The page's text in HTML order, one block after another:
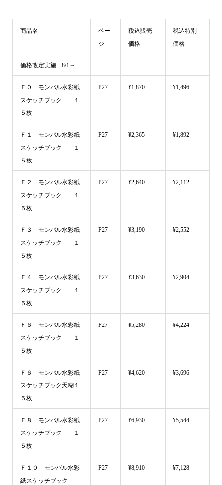
商品名
ペー
ジ
税込販売
価格
税込特別
価格
価格改定実施 8/1～
Ｆ０ モンバル水彩紙
スケッチブック １
５枚
P27 ¥1,870 ¥1,496
Ｆ１ モンバル水彩紙
スケッチブック １
５枚
P27 ¥2,365 ¥1,892
Ｆ２ モンバル水彩紙
スケッチブック １
５枚
P27 ¥2,640 ¥2,112
Ｆ３ モンバル水彩紙
スケッチブック １
５枚
P27 ¥3,190 ¥2,552
Ｆ４ モンバル水彩紙
スケッチブック １
５枚
P27 ¥3,630 ¥2,904
Ｆ６ モンバル水彩紙
スケッチブック １
５枚
P27 ¥5,280 ¥4,224
Ｆ６ モンバル水彩紙
スケッチブック天糊１
５枚
P27 ¥4,620 ¥3,696
Ｆ８ モンバル水彩紙
スケッチブック １
５枚
P27 ¥6,930 ¥5,544
Ｆ１０ モンバル水彩
紙スケッチブック
P27 ¥8,910 ¥7,128